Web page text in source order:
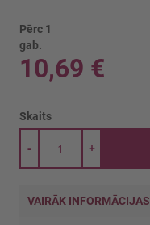
Pērc 1
gab.
10,69 €
Skaits
+
-
VAIRĀK INFORMĀCIJAS